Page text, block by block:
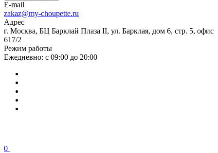
E-mail
zakaz@my-choupette.ru
Адрес
г. Москва, БЦ Барклай Плаза II, ул. Барклая, дом 6, стр. 5, офис
617/2
Режим работы
Ежедневно: с 09:00 до 20:00
0